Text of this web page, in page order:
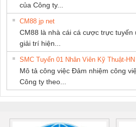
của Công ty...
CM88 jp net
CM88 là nhà cái cá cược trực
giải trí hiện...
SMC Tuyển 01 Nhân Viên Kỹ Thuật-HN
Mô tả công việc Đảm nhiệm công
Công ty theo...